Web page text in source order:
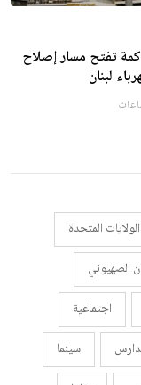
تفتح مسار إصلاح
لبنان
الولايات المتحدة
الصهيوني
اجتماعية
سينما